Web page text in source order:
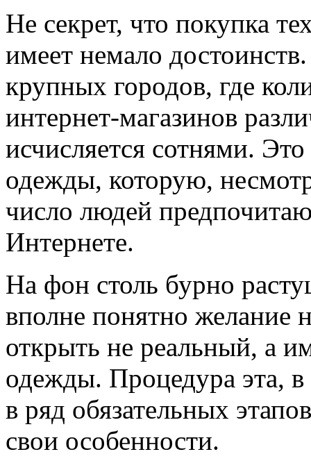
Не секрет, что покупка
имеет немало
крупных городов, где
интернет-магазинов
исчисляется сотнями.
одежды, которую,
число людей
Интернете.
На фон столь бурно
вполне понятно желание
открыть не реальный, а
одежды. Процедура эта,
в ряд обязательных
свои особенности.